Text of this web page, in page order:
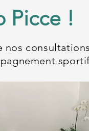
Picce !
nos